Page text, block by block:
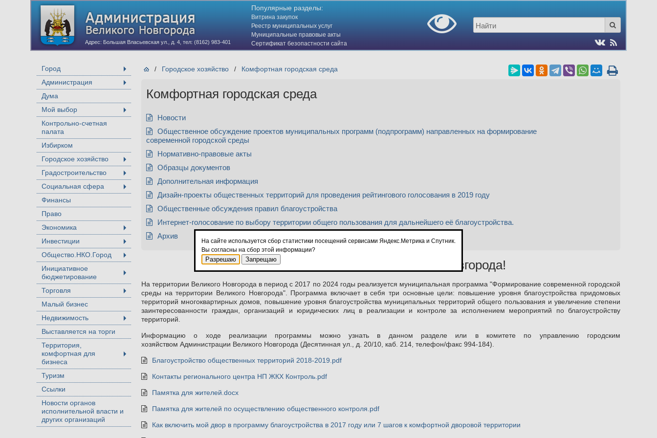
Адрес: Большая Власьевская ул., д. 4, тел: (8162) 983-401
Популярные разделы:
Витрина закупок
Реестр муниципальных услуг
Муниципальные правовые акты
Сертификат безопастности сайта
(HTTPS)
Город
Администрация
Дума
Мой выбор
Контрольно-счетная
палата
Избирком
Городское хозяйство
Градостроительство
Социальная сфера
Финансы
Право
Экономика
Инвестиции
Общество.НКО.Город
Инициативное
бюджетирование
Торговля
Малый бизнес
Недвижимость
Выставляется на торги
Территория,
комфортная для
бизнеса
Туризм
Ссылки
Новости органов
исполнительной власти и
других организаций
/ Городское хозяйство / Комфортная городская среда
Комфортная городская среда
Новости
Общественное обсуждение проектов муниципальных программ (подпрограмм) направленных на формирование
современной городской среды
Нормативно-правовые акты
Образцы документов
Дополнительная информация
Дизайн-проекты общественных территорий для проведения рейтингового голосования в 2019 году
Общественные обсуждения правил благоустройства
Интернет-голосование по выбору территории общего пользования для дальнейшего её благоустройства.
Архив
Уважаемые граждане Великого Новгорода!
На территории Великого Новгорода в период с 2017 по 2024 годы реализуется муниципальная программа "Формирование современной городской
среды на территории Великого Новгорода". Программа включает в себя три основные цели: повышение уровня благоустройства придомовых
территорий многоквартирных домов, повышение уровня благоустройства муниципальных территорий общего пользования и увеличение степени
заинтересованности граждан, организаций и юридических лиц в реализации и контроле за исполнением мероприятий по благоустройству
территорий.
Информацию о ходе реализации программы можно узнать в данном разделе или в комитете по управлению городским
хозяйством Администрации Великого Новгорода (Десятинная ул., д. 20/10, каб. 214, телефон/факс 994-184).
Благоустройство общественных территорий 2018-2019.pdf
Контакты регионального центра НП ЖКХ Контроль.pdf
Памятка для жителей.docx
Памятка для жителей по осуществлению общественного контроля.pdf
Как включить мой двор в программу благоустройства в 2017 году или 7 шагов к комфортной дворовой территории
На сайте используется сбор статистики посещений сервисами Яндекс.Метрика и Спутник.
Вы согласны на сбор этой информации?
Разрешаю Запрещаю